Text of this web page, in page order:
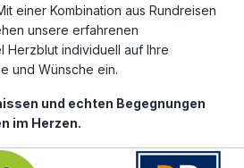
einer Kombination aus Rundreisen
unsere erfahrenen
Herzblut individuell auf Ihre
und Wünsche ein.
und echten Begegnungen
im Herzen.